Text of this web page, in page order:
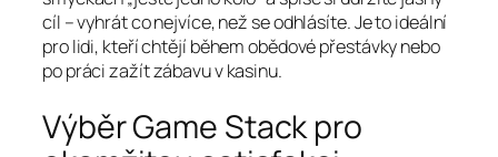
cíl – vyhrát co nejvíce, než se odhlásíte. Je to ideální
pro lidi, kteří chtějí během obědové přestávky nebo
po práci zažít zábavu v kasinu.
Výběr Game Stack pro